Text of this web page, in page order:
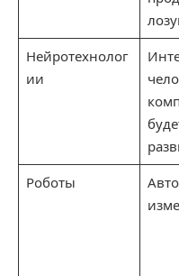
Нейротехнолог
ии
Роботы